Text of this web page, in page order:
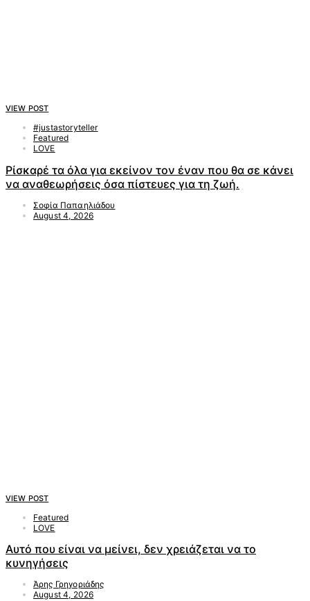
VIEW POST
#justastoryteller
Featured
LOVE
Ρίσκαρέ τα όλα για εκείνον τον έναν που θα σε κάνει
να αναθεωρήσεις όσα πίστευες για τη ζωή.
Σοφία Παπαηλιάδου
August 4, 2026
VIEW POST
Featured
LOVE
Αυτό που είναι να μείνει, δεν χρειάζεται να το
κυνηγήσεις
Άρης Γρηγοριάδης
August 4, 2026